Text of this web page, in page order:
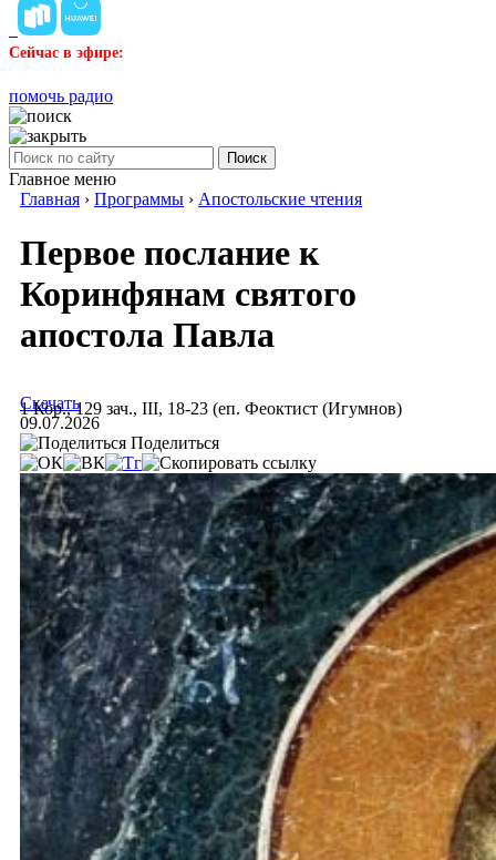
Сейчас в эфире:
помочь радио
Поиск
Главное меню
Главная › Программы › Апостольские чтения
Первое послание к
Коринфянам святого
апостола Павла
1 Кор., 129 зач., III, 18-23 (еп. Феоктист (Игумнов)
Скачать
09.07.2026
Поделиться